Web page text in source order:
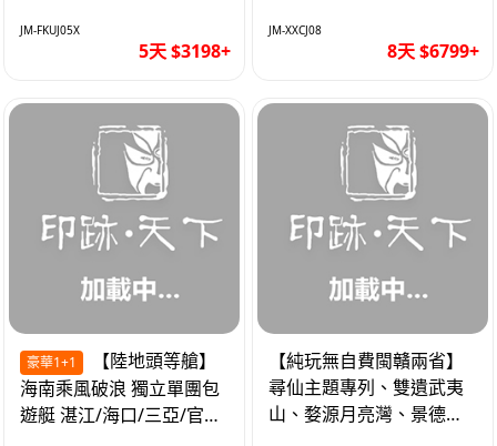
JM-FKUJ05X
5天 $3198+
JM-XXCJ08
8天 $6799+
豪華1+1
海南乘風破浪 獨立單團包
遊艇 湛江/海口/三亞/官塘/
【純玩無自費閩贛兩省】
尋仙主題專列、雙遺武夷
山、婺源月亮灣、景德